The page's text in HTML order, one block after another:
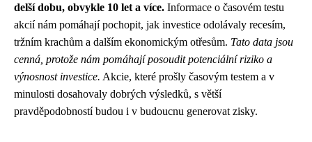
delší dobu, obvykle 10 let a více. Informace o časovém testu
akcií nám pomáhají pochopit, jak investice odolávaly recesím,
tržním krachům a dalším ekonomickým otřesům. Tato data jsou
cenná, protože nám pomáhají posoudit potenciální riziko a
výnosnost investice. Akcie, které prošly časovým testem a v
minulosti dosahovaly dobrých výsledků, s větší
pravděpodobností budou i v budoucnu generovat zisky.